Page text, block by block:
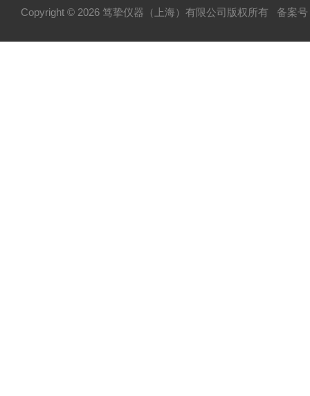
Copyright © 2026 笃挚仪器（上海）有限公司版权所有 备案号